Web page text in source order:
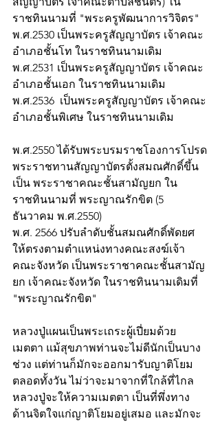
ราชทินนามที่ "พระครูพัฒนาการวิจิตร"
พ.ศ.2530 เป็นพระครูสัญญาบัตร เจ้าคณะ
อำเภอชั้นโท ในราชทินนามเดิม
พ.ศ.2531 เป็นพระครูสัญญาบัตร เจ้าคณะ
อำเภอชั้นเอก ในราชทินนามเดิม
พ.ศ.2536  เป็นพระครูสัญญาบัตร เจ้าคณะ
อำเภอชั้นพิเศษ ในราชทินนามเดิม
พ.ศ.2550 ได้รับพระบรมราชโองการโปรด
พระราชทานสัญญาบัตรตั้งสมณศักดิ์ขึ้น
เป็น พระราชาคณะชั้นสามัญยก ใน
ราชทินนามที่ พระญาณรักขิต (5
ธันวาคม พ.ศ.2550)
พ.ศ. 2566 ปรับลำดับชั้นสมณศักดิ์พัดยศ
ให้ตรงตามตำแหน่งทางคณะสงฆ์เจ้า
คณะจังหวัด เป็นพระราชาคณะชั้นสามัญ
ยก เจ้าคณะจังหวัด ในราชทินนามเดิมที่
"พระญาณรักขิต"
หลวงปู่แผนเป็นพระเถระผู้เปี่ยมด้วย
เมตตา แม้สุขภาพท่านจะไม่ดีนักเป็นบาง
ช่วง แต่ท่านก็มักจะออกมารับญาติโยม
ตลอดทั้งวัน ไม่ว่าจะมาจากที่ใกล้ที่ไกล
หลวงปู่จะให้ความเมตตา เป็นที่พึ่งทาง
ด้านจิตใจแก่ญาติโยมอยู่เสมอ และมักจะ